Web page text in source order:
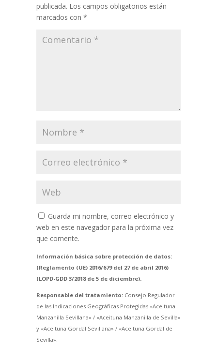
publicada. Los campos obligatorios están
marcados con *
Guarda mi nombre, correo electrónico y
web en este navegador para la próxima vez
que comente.
Información básica sobre protección de datos:
(Reglamento (UE) 2016/679 del 27 de abril 2016)
(LOPD-GDD 3/2018 de 5 de diciembre).
Responsable del tratamiento:Consejo Regulador
de las Indicaciones Geográficas Protegidas «Aceituna
Manzanilla Sevillana» / «Aceituna Manzanilla de Sevilla»
y «Aceituna Gordal Sevillana» / «Aceituna Gordal de
Sevilla».